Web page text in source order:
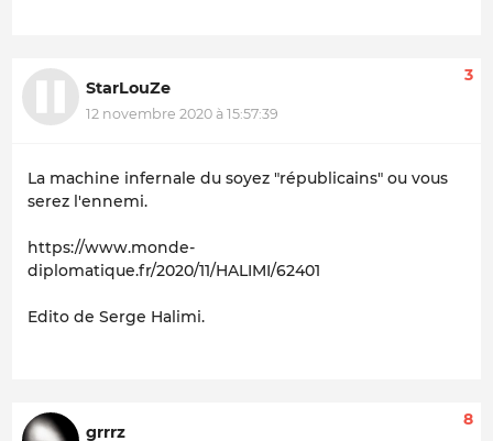
StarLouZe
12 novembre 2020 à 15:57:39
3
La machine infernale du soyez "républicains" ou vous
serez l'ennemi.
https://www.monde-
diplomatique.fr/2020/11/HALIMI/62401
Edito de Serge Halimi.
grrrz
8